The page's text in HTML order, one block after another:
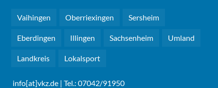
Vaihingen Oberriexingen Sersheim
Eberdingen Illingen Sachsenheim Umland
Landkreis Lokalsport
info[at]vkz.de | Tel.: 07042/91950